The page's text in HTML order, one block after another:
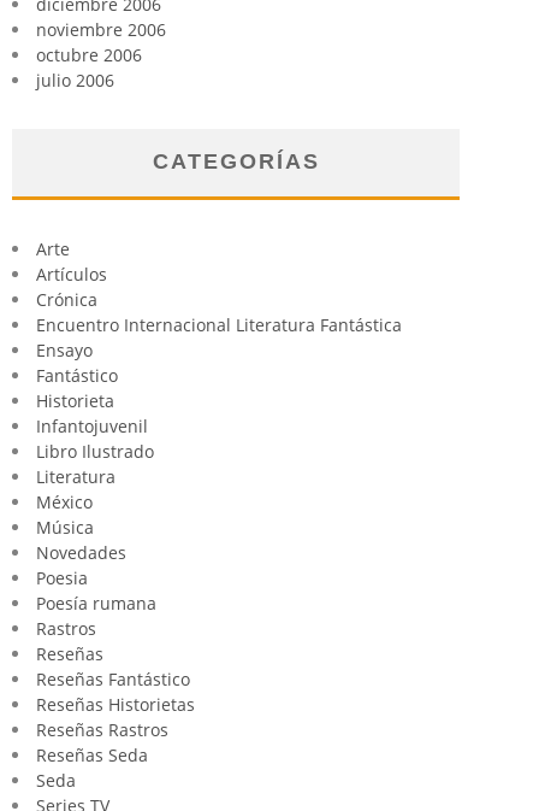
noviembre 2006
octubre 2006
julio 2006
CATEGORÍAS
Arte
Artículos
Crónica
Encuentro Internacional Literatura Fantástica
Ensayo
Fantástico
Historieta
Infantojuvenil
Libro Ilustrado
Literatura
México
Música
Novedades
Poesia
Poesía rumana
Rastros
Reseñas
Reseñas Fantástico
Reseñas Historietas
Reseñas Rastros
Reseñas Seda
Seda
Series TV